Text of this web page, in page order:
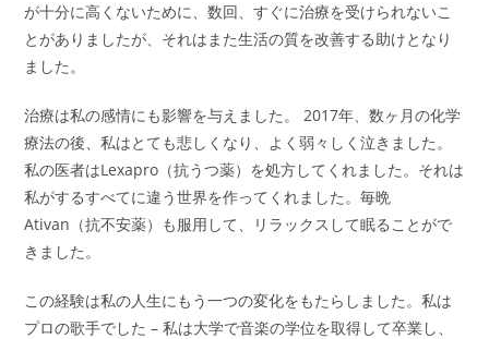
が十分に高くないために、数回、すぐに治療を受けられないこ
とがありましたが、それはまた生活の質を改善する助けとなり
ました。
治療は私の感情にも影響を与えました。 2017年、数ヶ月の化学
療法の後、私はとても悲しくなり、よく弱々しく泣きました。
私の医者はLexapro（抗うつ薬）を処方してくれました。それは
私がするすべてに違う世界を作ってくれました。毎晩
Ativan（抗不安薬）も服用して、リラックスして眠ることがで
きました。
この経験は私の人生にもう一つの変化をもたらしました。私は
プロの歌手でした – 私は大学で音楽の学位を取得して卒業し、